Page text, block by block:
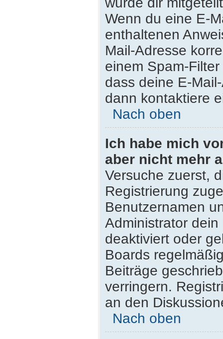
Wenn du eine E-
enthaltenen
Mail-Adresse
einem Spam-
dass deine E-
dann kontaktiere
Nach oben
Ich habe mich
aber nicht mehr
Versuche zuerst,
Registrierung
Benutzernamen
Administrator
deaktiviert oder
Boards
Beiträge
verringern.
an den
Nach oben